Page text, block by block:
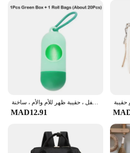
bags are available for wholesale
them an excellent choice for
The mother care حقائب الحفاضات are designed to
adapt to various scenarios,
longer outings. The multiple
cater to different preferences
requirements, ensuring that
bag that suits her lifestyle and
حقيبة مبللة برسوم كرتونية لعربة الأطفال ، أكياس الحفاض المقاومة للماء ، أكياس حفاضات تغيير الأمومة ، رعاية الطفل ، حقيبة ظهر للأم والأم ، ساخنة
MAD12.91